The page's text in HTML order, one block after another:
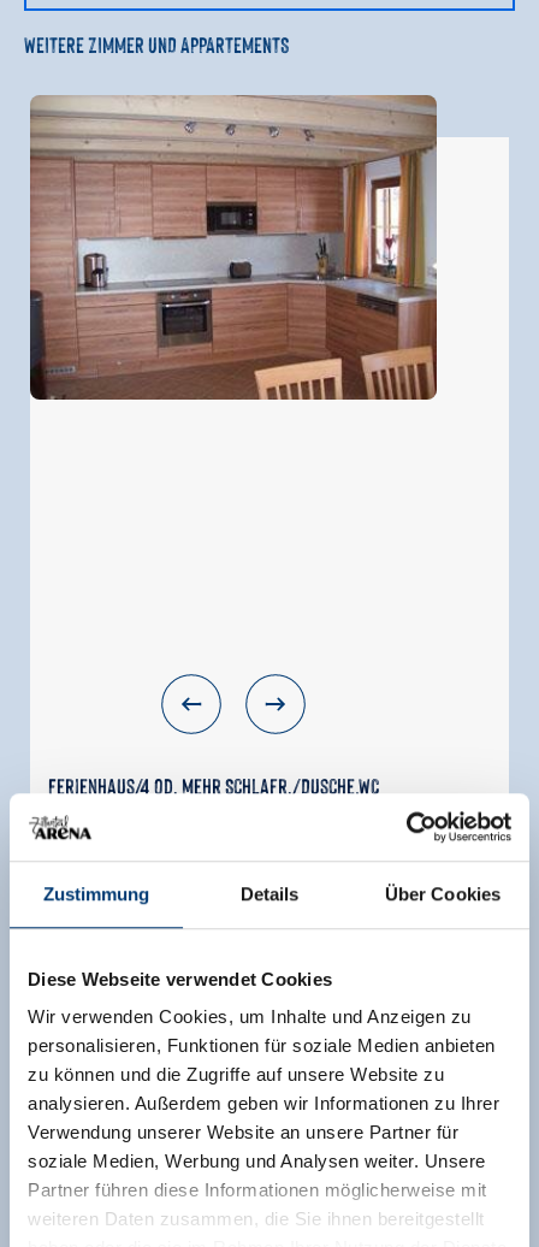
Zustimmung Details Über Cookies
Diese Webseite verwendet Cookies
Wir verwenden Cookies, um Inhalte und Anzeigen zu
personalisieren, Funktionen für soziale Medien anbieten
zu können und die Zugriffe auf unsere Website zu
analysieren. Außerdem geben wir Informationen zu Ihrer
Verwendung unserer Website an unsere Partner für
soziale Medien, Werbung und Analysen weiter. Unsere
Partner führen diese Informationen möglicherweise mit
weiteren Daten zusammen, die Sie ihnen bereitgestellt
WEITERE ZIMMER UND APPARTEMENTS
Ferienhaus/4 od. mehr Schlafr./Dusche,WC
Zimmergröße:
2 - 10
Personen |Schlafzimmer:3
Unsere Luxuriöse Schihütte liegt auf 1.700
Metern Höhe in einem der schneesichersten
Schigebiete Österreichs der Zillertal-
Arena(1.600-2.500m).Der Einstieg in die Zillertal-
Arena (160km Schipiste und 55 Liftanlagen) ist
mit den Schiern zu erreichen
Ausstattung
Verfügbarkeitskalender